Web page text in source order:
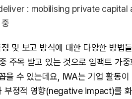
: mobilising private capital
및 보고 방식에 대한 다양한 방법
주목 받고 있는 것으로 임팩트 가
수 있는데요, IWA는 기업 활동이
정적 영향(negative impact)를